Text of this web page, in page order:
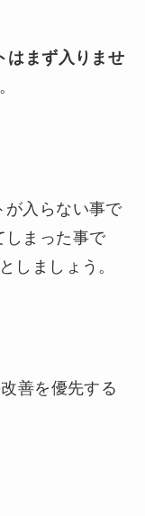
はまず入りませ
が入らない事で
しまった事で
しましょう。
善を優先する